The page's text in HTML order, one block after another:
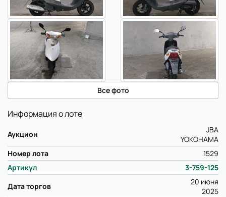
Все фото
Информация о лоте
Аукцион
JBA
YOKOHAMA
Номер лота
1529
Артикул
3-759-125
Дата торгов
20 июня
2025